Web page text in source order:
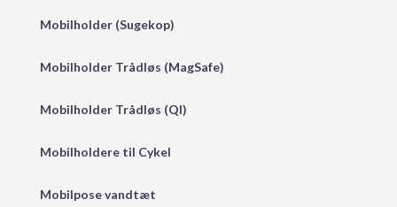
Mobilholder (Sugekop)
Mobilholder Trådløs (MagSafe)
Mobilholder Trådløs (QI)
Mobilholdere til Cykel
Mobilpose vandtæt